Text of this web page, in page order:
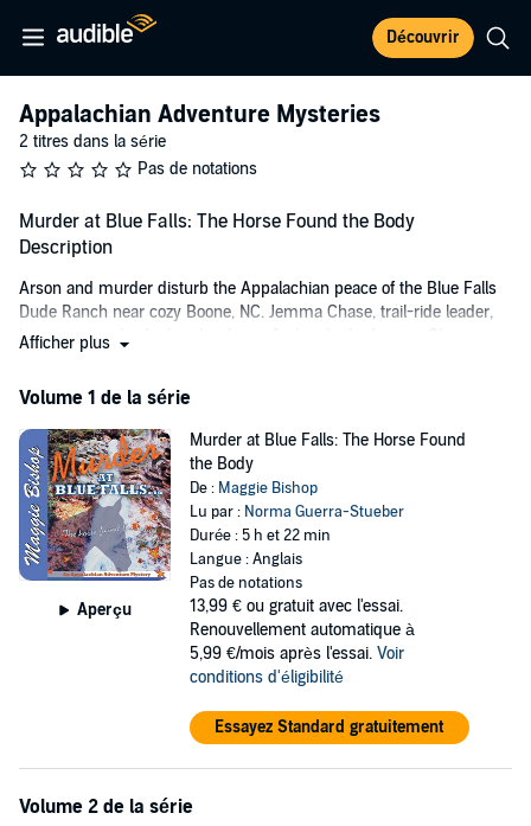
Découvrir
Appalachian Adventure Mysteries
2 titres dans la série
Pas de notations
Murder at Blue Falls: The Horse Found the Body
Description
Arson and murder disturb the Appalachian peace of the Blue Falls
Dude Ranch near cozy Boone, NC. Jemma Chase, trail-ride leader,
becomes involved when her horse finds a body. Jemma Chase
upper. Jemma has returned home in an effort to find some stability
in her life, but things become tumultuous when someone begins
poisoning dogs in Watauga County. Jemma is called in for an
interview with Detective Tucker and bristles at his subtly accusing
manner. A forensics fan, Jemma sets out to try to solve the riddle
herself and keep Detective Tucker at bay. But when she stumbles
upon the dead body of a neighbor, Jemma finds herself involved in a
much more serious investigation and at odds with Tucker once
©2006 Maggie Bishop (P)2012 Maggie Bishop
Afficher plus
Volume 1 de la série
Aperçu
Murder at Blue Falls: The Horse Found
the Body
De : Maggie Bishop
Lu par : Norma Guerra-Stueber
Durée : 5 h et 22 min
Langue : Anglais
Pas de notations
13,99 € ou gratuit avec l'essai.
Renouvellement automatique à
5,99 €/mois après l'essai. Voir
conditions d'éligibilité
Essayez Standard gratuitement
Volume 2 de la série